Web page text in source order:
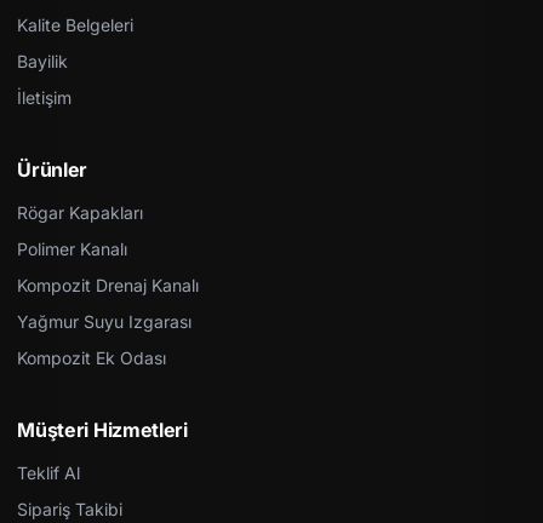
Kalite Belgeleri
Bayilik
İletişim
Ürünler
Rögar Kapakları
Polimer Kanalı
Kompozit Drenaj Kanalı
Yağmur Suyu Izgarası
Kompozit Ek Odası
Müşteri Hizmetleri
Teklif Al
Sipariş Takibi